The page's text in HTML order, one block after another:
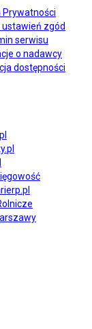
Prywatności
zgód
serwisu
o nadawcy
dostępności